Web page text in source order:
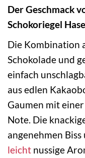
Der Geschmack
Schokoriegel
Die Kombination
Schokolade und
einfach
aus edlen
Gaumen mit
Note. Die
angenehmen
leicht nussige